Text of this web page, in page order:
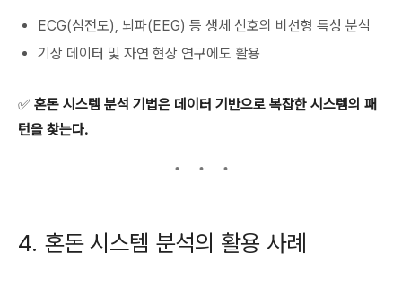
ECG(심전도), 뇌파(EEG) 등 생체 신호의 비선형 특성 분석
기상 데이터 및 자연 현상 연구에도 활용
✅ 혼돈 시스템 분석 기법은 데이터 기반으로 복잡한 시스템의 패
턴을 찾는다.
4. 혼돈 시스템 분석의 활용 사례